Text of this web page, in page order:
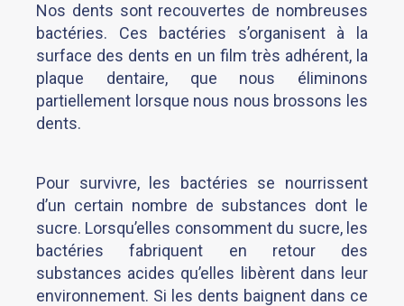
Nos dents sont recouvertes de nombreuses
bactéries. Ces bactéries s’organisent à la
surface des dents en un film très adhérent, la
plaque dentaire, que nous éliminons
partiellement lorsque nous nous brossons les
dents.
Pour survivre, les bactéries se nourrissent
d’un certain nombre de substances dont le
sucre. Lorsqu’elles consomment du sucre, les
bactéries fabriquent en retour des
substances acides qu’elles libèrent dans leur
environnement. Si les dents baignent dans ce